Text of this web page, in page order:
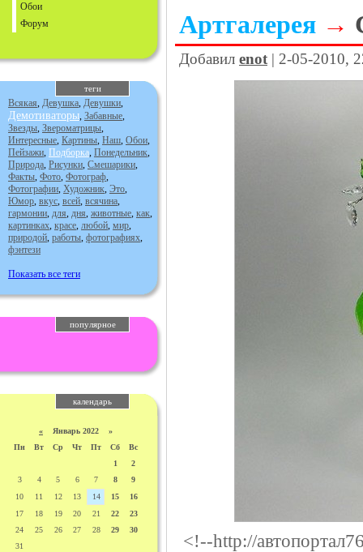
Обои
Форум
теги
Всякая, Девушка, Девушки,
Демотиваторы, Забавные,
Звезды, Звероматрицы,
Интересные, Картины, Наш, Обои,
Пейзажи, Подборка, Понедельник,
Природа, Рисунки, Смешарики,
Факты, Фото, Фотограф,
Фотографии, Художник, Это,
Юмор, вкус, всей, всячина,
гармонии, для, дня, животные, как,
картинках, красе, любой, мир,
природой, работы, фотографиях,
фэнтези
Показать все теги
популярное
календарь
« Январь 2022 »
Пн
Вт Ср Чт Пт Сб
Вс
1
2
3
4 5 6 7 8
9
10
11 12 13 14 15
16
17
18 19 20 21 22
23
24
25 26 27 28 29
30
31
Артгалерея →
Добавил enot | 2-05-2010,
<!--http://